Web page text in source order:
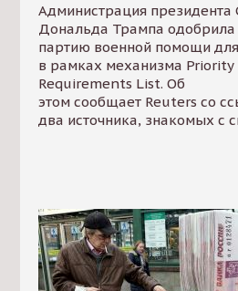
Администрация
Дональда Трампа
партию военной помощи
в рамках механизма Priority
Requirements List. Об
этом сообщает Reuters со
два источника, знакомых с